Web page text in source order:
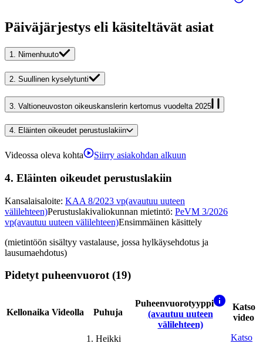
Päiväjärjestys eli käsiteltävät asiat
1. Nimenhuuto
2. Suullinen kyselytunti
3. Valtioneuvoston oikeuskanslerin kertomus vuodelta 2025
4. Eläinten oikeudet perustuslakiin
Videossa oleva kohta Siirry asiakohdan alkuun
4. Eläinten oikeudet perustuslakiin
Kansalaisaloite: KAA 8/2023 vp(avautuu uuteen
välilehteen)Perustuslakivaliokunnan mietintö: PeVM 3/2026
vp(avautuu uuteen välilehteen)Ensimmäinen käsittely
(mietintöön sisältyy vastalause, jossa hylkäysehdotus ja
lausumaehdotus)
Pidetyt puheenvuorot (19)
Kellonaika Videolla Puhuja
Puheenvuorotyyppi
(avautuu uuteen
välilehteen)
Katso
video
1 . Heikki
Katso